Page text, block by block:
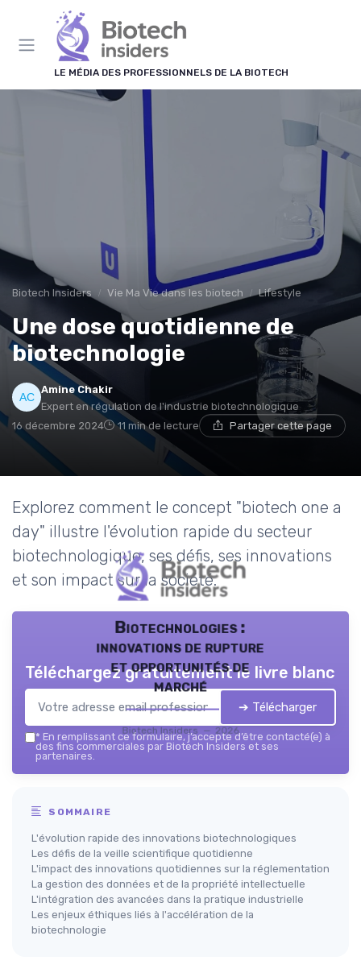
LE MÉDIA DES PROFESSIONNELS DE LA BIOTECH
Biotech Insiders Vie Ma Vie dans les biotech Lifestyle
Une dose quotidienne de
biotechnologie
Amine Chakir
Expert en régulation de l'industrie biotechnologique
16 décembre 2024
11 min de lecture Partager cette page
Explorez comment le concept "biotech one a
day" illustre l'évolution rapide du secteur
biotechnologique, ses défis, ses innovations
et son impact sur la société.
Biotechnologies :
innovations de rupture
et opportunités de
marché
Biotech Insiders — 2026
Téléchargez gratuitement le livre blanc
➔ Télécharger
* En remplissant ce formulaire, j’accepte d’être contacté(e) à
des fins commerciales par Biotech Insiders et ses
partenaires.
SOMMAIRE
L'évolution rapide des innovations biotechnologiques
Les défis de la veille scientifique quotidienne
L'impact des innovations quotidiennes sur la réglementation
La gestion des données et de la propriété intellectuelle
L'intégration des avancées dans la pratique industrielle
Les enjeux éthiques liés à l'accélération de la
biotechnologie
Panneau de gestion des cookies